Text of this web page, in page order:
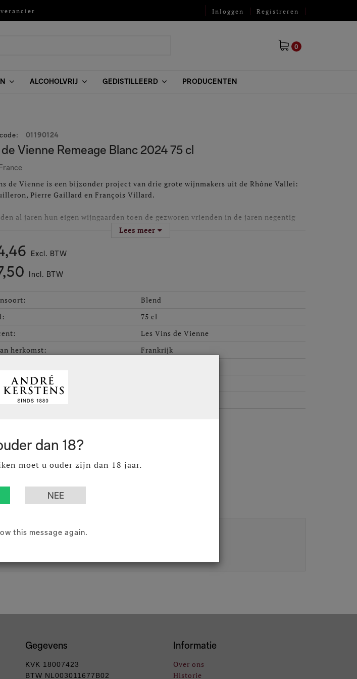
dan 18?
moet u ouder zijn dan 18 jaar.
this message again.
Inloggen Registreren
0
ALCOHOLVRIJ GEDISTILLEERD PRODUCENTEN
: 01190124
Vienne Remeage Blanc 2024 75 cl
de Vienne is een bijzonder project van drie grote wijnmakers uit de Rhône Vallei:
Pierre Gaillard en François Villard.
al jaren hun eigen wijngaarden toen de gezworen vrienden in de jaren negentig
lieten vallen op de vergeten wijngaard van Seyssuel, bij het dorpje Vienne in de
steile zuid- en zuidwestgerichte hellingen, hebben een sterke gelijkenis met
Rotie en Condrieu. De bodem is rijk aan leisteen met sporen van kwarts en mica,
Lees meer
Excl. BTW
Incl. BTW
:
Blend
:
75 cl
:
Les Vins de Vienne
herkomst:
Frankrijk
:
Gegevens
KVK 18007423
BTW NL003011677B02
Informatie
Over ons
Historie